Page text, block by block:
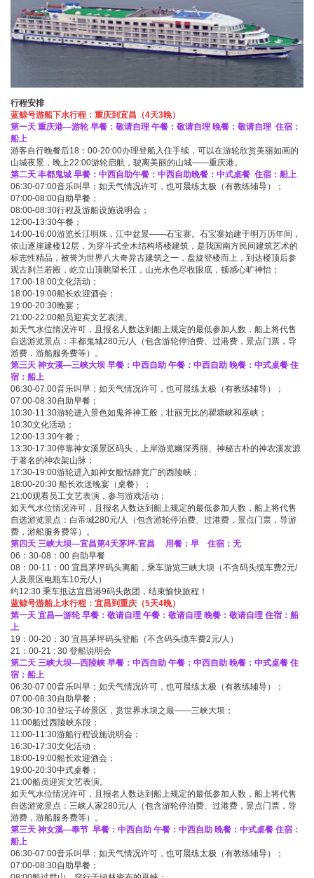
行程安排
蓝鲸号游船下水行程：重庆到宜昌（4天3晚）
第一天 重庆港—游轮 早餐：敬请自理 午餐：敬请自理 晚餐：敬请自理 住宿：
船上
游客自行晚餐后18：00-20:00办理登船入住手续，可以在游轮欣赏美丽如画的
山城夜景，晚上22:00游轮启航，驶离美丽的山城——重庆港。
第二天 丰都鬼城 早餐：中西自助午餐：中西自助晚餐：中式桌餐 住宿：船上
06:30-07:00音乐叫早；如天气情况许可，也可晨练太极（有教练辅导）；
07:00-08:00自助早餐；
08:00-08:30行程及游船设施说明会；
12:00-13:30午餐；
14:00-16:00游览长江明珠，江中盆景——石宝寨。石宝寨始建于明万历年间，
依山逐崖建楼12层，为穿斗式全木结构塔楼建筑，是我国南方民间建筑艺术的
标志性精品，被誉为世界八大奇异古建筑之一，盘旋登楼而上，到达楼顶后参
观古刹兰若殿，屹立山顶眺望长江，山光水色尽收眼底，顿感心旷神怡；
17:00-18:00文化活动；
18:00-19:00船长欢迎酒会；
19:00-20:30晚宴；
21:00-22:00船员迎宾文艺表演。
如天气水位情况许可，且报名人数达到船上规定的最低参加人数，船上将代售
自选游览景点：丰都鬼城280元/人（包含游轮停泊费、过港费，景点门票，导
游费，游船服务费等）。
第三天 神女溪—三峡大坝 早餐：中西自助 午餐：中西自助 晚餐：中式桌餐 住
宿：船上
06:30-07:00音乐叫早；如天气情况许可，也可晨练太极（有教练辅导）；
07:00-08:30自助早餐；
10:30-11:30游轮进入景色如鬼斧神工般，壮丽无比的瞿塘峡和巫峡；
10:30文化活动；
12:00-13:30午餐；
13:30-17:30停靠神女溪景区码头，上岸游览幽深秀丽、神秘古朴的神农溪发源
于著名的神农架山脉；
17:30-19:00游轮进入如神女般恬静宽广的西陵峡；
18:00-20:30 船长欢送晚宴（桌餐）；
21:00观看员工文艺表演，参与游戏活动；
如天气水位情况许可，且报名人数达到船上规定的最低参加人数，船上将代售
自选游览景点：白帝城280元/人（包含游轮停泊费、过港费，景点门票，导游
费，游船服务费等）。
第四天 三峡大坝—宜昌第4天茅坪-宜昌 用餐：早 住宿：无
06：30-08：00 自助早餐
08：00-11：00 宜昌茅坪码头离船，乘车游览三峡大坝（不含码头缆车费2元/
人及景区电瓶车10元/人）
约12:30 乘车抵达宜昌港9码头散团，结束愉快旅程！
蓝鲸号游船上水行程：宜昌到重庆（5天4晚）
第一天 宜昌—游轮早餐：敬请自理 午餐：敬请自理 晚餐：敬请自理 住宿：船
上
19：00-20：30 宜昌茅坪码头登船（不含码头缆车费2元/人）
21：00-21 : 30 登船说明会
第二天 三峡大坝—西陵峡 早餐：中西自助 午餐：中西自助 晚餐：中式桌餐 住
宿：船上
06:30-07:00音乐叫早；如天气情况许可，也可晨练太极（有教练辅导）；
07:00-08:30自助早餐；
08:30-10:30登坛子岭景区，赏世界水坝之最——三峡大坝；
11:00船过西陵峡东段；
11:00-11:30游船行程设施说明会；
16:30-17:30文化活动；
18:00-19:00船长欢迎酒会；
19:00-20:30中式桌餐；
21:00船员迎宾文艺表演。
如天气水位情况许可，且报名人数达到船上规定的最低参加人数，船上将代售
自选游览景点：三峡人家280元/人（包含游轮停泊费、过港费，景点门票，导
游费，游船服务费等）。
第三天 神女溪—奉节 早餐：中西自助 午餐：中西自助 晚餐：中式桌餐 住宿：
船上
06:30-07:00音乐叫早；如天气情况许可，也可晨练太极（有教练辅导）；
07:00-08:30自助早餐；